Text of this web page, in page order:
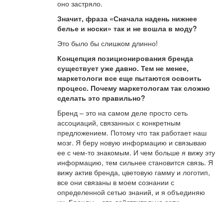
оно застряло.
Значит, фраза «Сначала надень нижнее
белье и носки» так и не вошла в моду?
Это было бы слишком длинно!
Концепция позиционирования бренда
существует уже давно. Тем не менее,
маркетологи все еще пытаются освоить
процесс. Почему маркетологам так сложно
сделать это правильно?
Бренд – это на самом деле просто сеть
ассоциаций, связанных с конкретным
предложением. Потому что так работает наш
мозг. Я беру новую информацию и связываю
ее с чем-то знакомым. И чем больше я вижу эту
информацию, тем сильнее становится связь. Я
вижу актив бренда, цветовую гамму и логотип,
все они связаны в моем сознании с
определенной сетью знаний, и я объединяю